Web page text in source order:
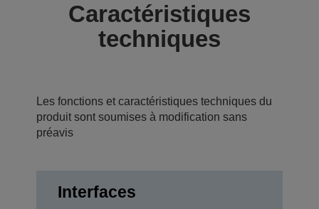
Caractéristiques
techniques
Les fonctions et caractéristiques techniques du
produit sont soumises à modification sans
préavis
Interfaces